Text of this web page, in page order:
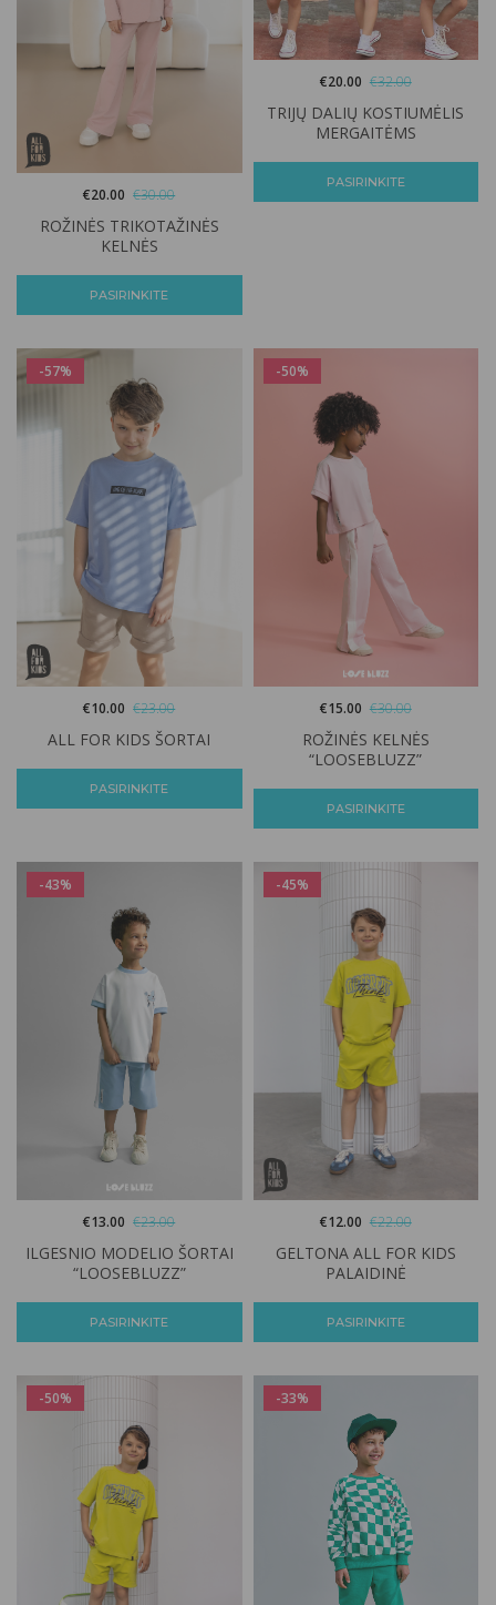
ROŽINĖS TRIKOTAŽINĖS
KELNĖS
€20.00 €30.00
PASIRINKITE
TRIJŲ DALIŲ KOSTIUMĖLIS
MERGAITĖMS
€20.00 €32.00
PASIRINKITE
-57%
ALL FOR KIDS ŠORTAI
€10.00 €23.00
PASIRINKITE
-50%
ROŽINĖS KELNĖS
“LOOSEBLUZZ”
€15.00 €30.00
PASIRINKITE
-43%
ILGESNIO MODELIO ŠORTAI
“LOOSEBLUZZ”
€13.00 €23.00
PASIRINKITE
-45%
GELTONA ALL FOR KIDS
PALAIDINĖ
€12.00 €22.00
PASIRINKITE
-50% -33%